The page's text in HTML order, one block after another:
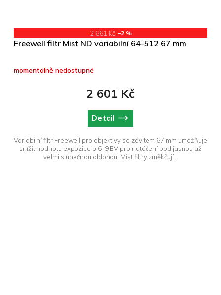
2 661 Kč –2 %
Freewell filtr Mist ND variabilní 64-512 67 mm
momentálně nedostupné
2 601 Kč
Detail
Variabilní filtr Freewell pro objektivy se závitem 67 mm umožňuje
snížit hodnotu expozice o 6-9 EV pro natáčení pod jasnou až
velmi slunečnou oblohou. Mist filtry změkčují...